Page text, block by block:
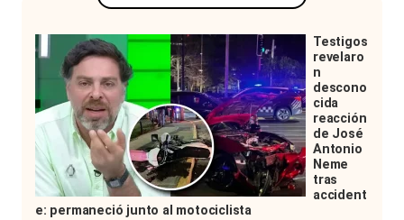
Testigos
revelaro
n
descono
cida
reacción
de José
Antonio
Neme
tras
accident
e: permaneció junto al motociclista